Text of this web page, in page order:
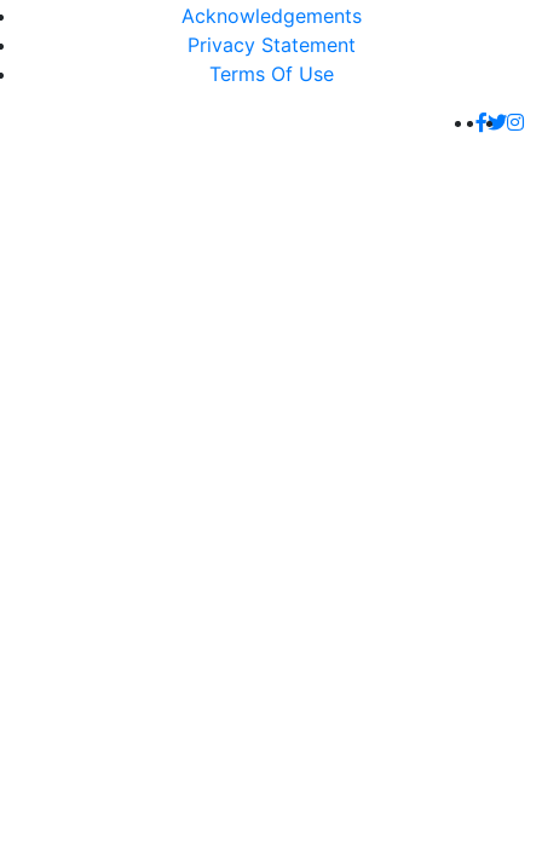
Acknowledgements
Privacy Statement
Terms Of Use